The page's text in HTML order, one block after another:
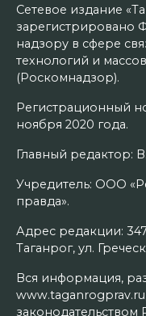
Сетевое издание
зарегистрировано
надзору в сфере
технологий и
(Роскомнадзор).
Регистрационный
ноября 2020 года.
Главный редактор:
Учредитель: ООО
правда».
Адрес редакции:
Таганрог, ул.
Вся информация,